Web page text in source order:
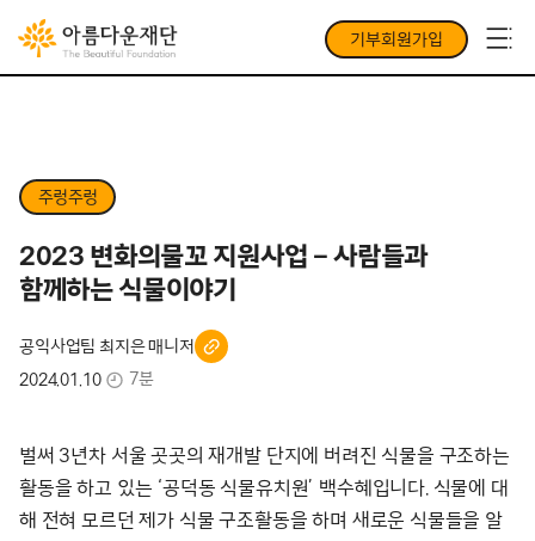
기부회원가입
주렁주렁
2023 변화의물꼬 지원사업 – 사람들과
함께하는 식물이야기
공익사업팀 최지은 매니저
2024.01.10
7분
벌써 3년차 서울 곳곳의 재개발 단지에 버려진 식물을 구조하는
활동을 하고 있는 ‘공덕동 식물유치원’ 백수혜입니다. 식물에 대
해 전혀 모르던 제가 식물 구조활동을 하며 새로운 식물들을 알